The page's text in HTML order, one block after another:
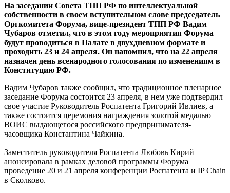
На заседании Совета ТПП РФ по интеллектуальной
собственности в своем вступительном слове председатель
Оргкомитета Форума, вице-президент ТПП РФ Вадим
Чубаров отметил, что в этом году мероприятия Форума
будут проводиться в Палате в двухдневном формате и
проходить 23 и 24 апреля. Он напомнил, что на 22 апреля
назначен день всенародного голосования по изменениям в
Конституцию РФ.
Вадим Чубаров также сообщил, что традиционное пленарное
заседание Форума состоится 23 апреля, в нем уже подтвердил
свое участие Руководитель Роспатента Григорий Ивлиев, а
также состоится церемония награждения золотой медалью
ВОИС выдающегося российского предпринимателя-
часовщика Константина Чайкина.
Заместитель руководителя Роспатента Любовь Кирий
анонсировала в рамках деловой программы Форума
проведение 20 и 21 апреля конференции Роспатента и IP Chain
в Сколково.